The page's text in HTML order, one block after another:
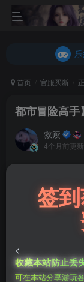
首页 官服买断
都市冒险高手
救赎
4个月前更新
都市冒险高手
此内容为免费资
签
<
收藏本站防止丢
可在本站分享游玩